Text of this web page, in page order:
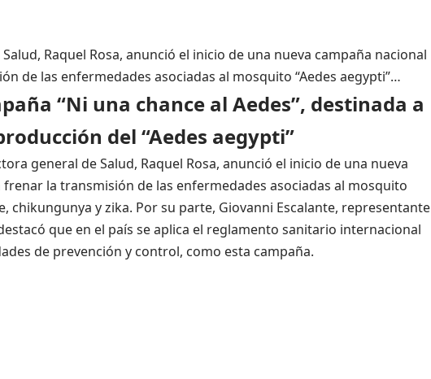
Raquel Rosa, anunció el inicio de una nueva campaña nacional
de las enfermedades asociadas al mosquito “Aedes aegypti”…
“Ni una chance al Aedes”, destinada a
del “Aedes aegypti”
general de Salud, Raquel Rosa, anunció el inicio de una nueva
la transmisión de las enfermedades asociadas al mosquito
chikungunya y zika. Por su parte, Giovanni Escalante, representante
que en el país se aplica el reglamento sanitario internacional
de prevención y control, como esta campaña.